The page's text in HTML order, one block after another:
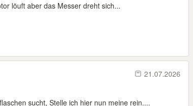
löuft aber das Messer dreht sich...
21.07.2026
sucht, Stelle ich hier nun meine rein....